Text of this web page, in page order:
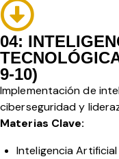
04:
9-10)
Implementación de
ciberseguridad y
Materias Clave:
Inteligencia